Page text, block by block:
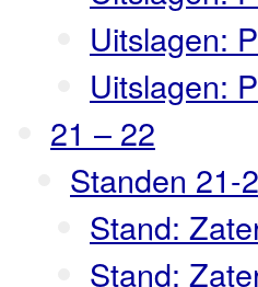
Uitslagen:
Uitslagen:
21 – 22
Standen 21-
Stand:
Stand: